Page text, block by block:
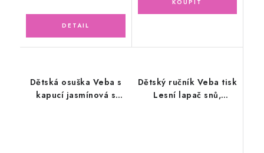
Dětská osuška Veba s
kapucí jasmínová s
Dětský ručník Veba tisk
Lesní lapač snů,